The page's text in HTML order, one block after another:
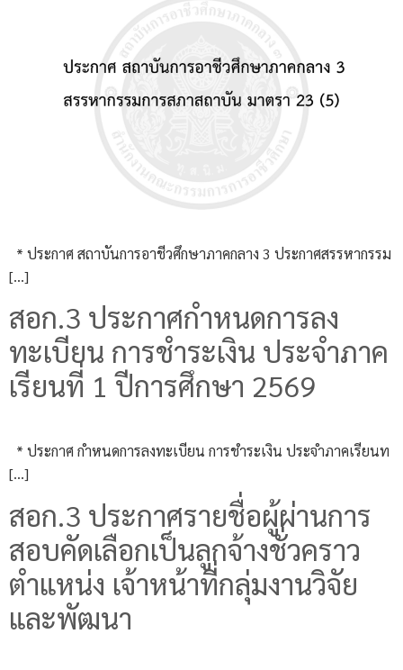
* ประกาศ สถาบันการอาชีวศึกษาภาคกลาง 3 ประกาศสรรหากรรม
[…]
สอก.3 ประกาศกำหนดการลง
ทะเบียน การชำระเงิน ประจำภาค
เรียนที่ 1 ปีการศึกษา 2569
* ประกาศ กำหนดการลงทะเบียน การชำระเงิน ประจำภาคเรียนท
[…]
สอก.3 ประกาศรายชื่อผู้ผ่านการ
สอบคัดเลือกเป็นลูกจ้างชั่วคราว
ตำแหน่ง เจ้าหน้าที่กลุ่มงานวิจัย
และพัฒนา